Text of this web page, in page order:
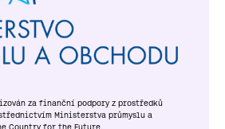
za finanční podpory z prostředků
Ministerstva průmyslu a
Country for the Future.